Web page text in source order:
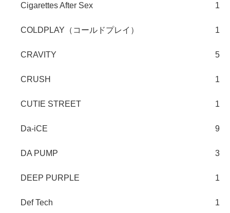
Cigarettes After Sex 1
COLDPLAY（コールドプレイ） 1
CRAVITY 5
CRUSH 1
CUTIE STREET 1
Da-iCE 9
DA PUMP 3
DEEP PURPLE 1
Def Tech 1